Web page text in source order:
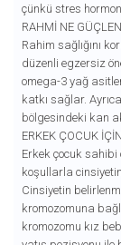
çünkü stres
RAHMI NE
Rahim sağlığını
düzenli egzersiz
omega-3 yağ
katkı sağlar.
bölgesindeki kan
ERKEK ÇOCUK
Erkek çocuk
koşullarla
Cinsiyetin
kromozomuna
kromozomu kız